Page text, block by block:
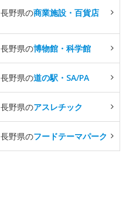
長野県の商業施設・百貨店
長野県の博物館・科学館
長野県の道の駅・SA/PA
長野県のアスレチック
長野県のフードテーマパーク